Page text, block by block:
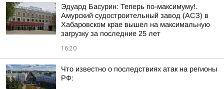
Эдуард Басурин: Теперь по-максимуму!.
Амурский судостроительный завод (АСЗ) в
Хабаровском крае вышел на максимальную
загрузку за последние 25 лет
16:20
Что известно о последствиях атак на регионы
РФ: